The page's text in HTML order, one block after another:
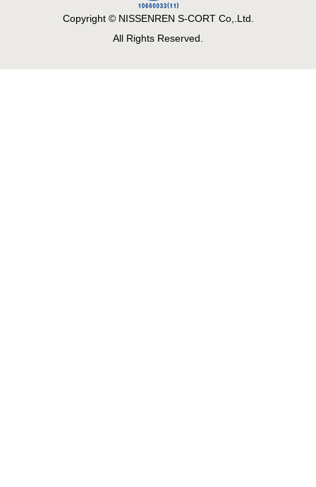
Copyright © NISSENREN S-CORT Co,.Ltd.
All Rights Reserved.